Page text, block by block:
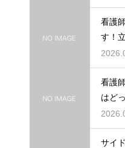
看護
す！
看護
はど
サイ